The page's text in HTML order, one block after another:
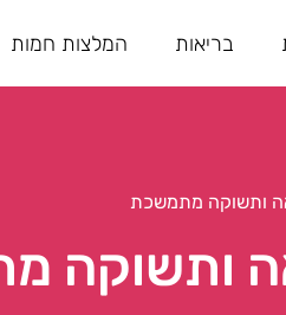
בריאות המלצות חמות
ותשוקה מתמשכת
ותשוקה